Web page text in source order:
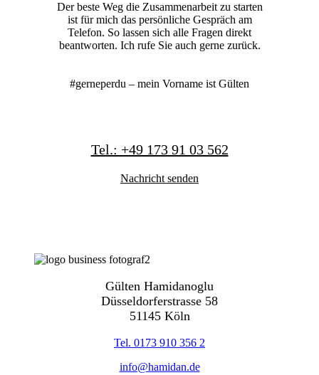
Der beste Weg die Zusammenarbeit zu starten
ist für mich das persönliche Gespräch am
Telefon. So lassen sich alle Fragen direkt
beantworten. Ich rufe Sie auch gerne zurück.
#gerneperdu – mein Vorname ist Gülten
Tel.: +49 173 91 03 562
Nachricht senden
Gülten Hamidanoglu
Düsseldorferstrasse 58
51145 Köln
Tel. 0173 910 356 2
info@hamidan.de